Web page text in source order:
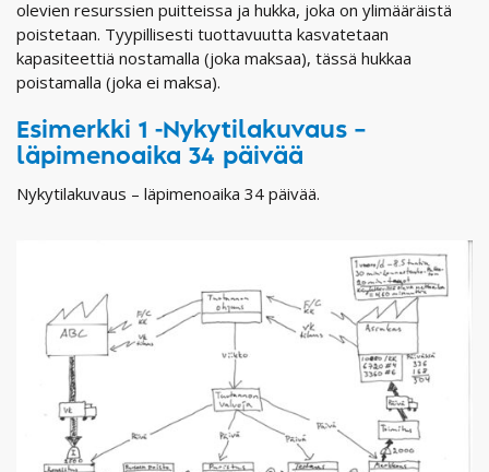
olevien resurssien puitteissa ja hukka, joka on ylimääräistä
poistetaan. Tyypillisesti tuottavuutta kasvatetaan
kapasiteettiä nostamalla (joka maksaa), tässä hukkaa
poistamalla (joka ei maksa).
Esimerkki 1 -Nykytilakuvaus –
läpimenoaika 34 päivää
Nykytilakuvaus – läpimenoaika 34 päivää.